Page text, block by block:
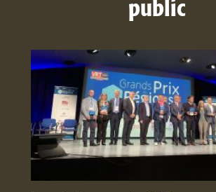
public